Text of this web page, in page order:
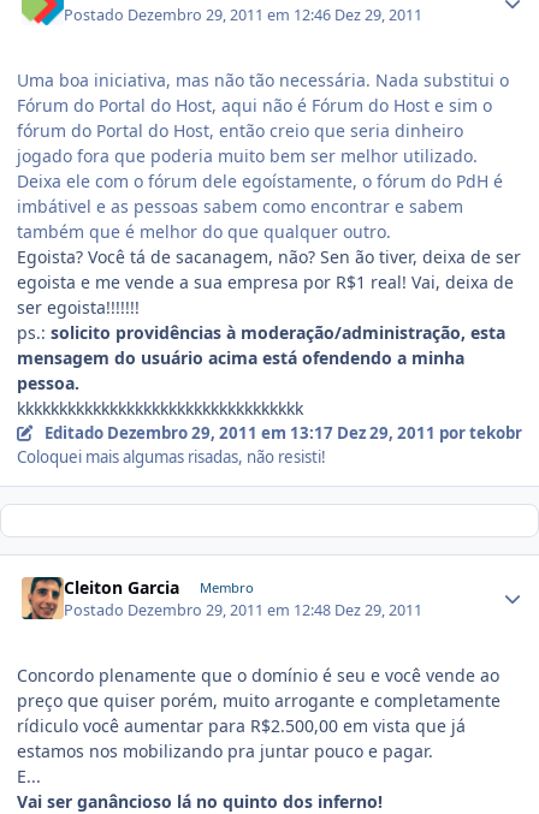
Postado Dezembro 29, 2011 em 12:46 Dez 29, 2011
Uma boa iniciativa, mas não tão necessária. Nada substitui o
Fórum do Portal do Host, aqui não é Fórum do Host e sim o
fórum do Portal do Host, então creio que seria dinheiro
jogado fora que poderia muito bem ser melhor utilizado.
Deixa ele com o fórum dele egoístamente, o fórum do PdH é
imbátivel e as pessoas sabem como encontrar e sabem
também que é melhor do que qualquer outro.
Egoista? Você tá de sacanagem, não? Sen ão tiver, deixa de ser
egoista e me vende a sua empresa por R$1 real! Vai, deixa de
ser egoista!!!!!!!
ps.: solicito providências à moderação/administração, esta
mensagem do usuário acima está ofendendo a minha
pessoa.
kkkkkkkkkkkkkkkkkkkkkkkkkkkkkkkkkk
Editado Dezembro 29, 2011 em 13:17 Dez 29, 2011 por tekobr
Coloquei mais algumas risadas, não resisti!
Cleiton Garcia Membro
Postado Dezembro 29, 2011 em 12:48 Dez 29, 2011
Concordo plenamente que o domínio é seu e você vende ao
preço que quiser porém, muito arrogante e completamente
rídiculo você aumentar para R$2.500,00 em vista que já
estamos nos mobilizando pra juntar pouco e pagar.
E...
Vai ser ganâncioso lá no quinto dos inferno!